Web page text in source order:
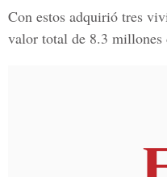
Con estos adquirió tres
valor total de 8.3 millones